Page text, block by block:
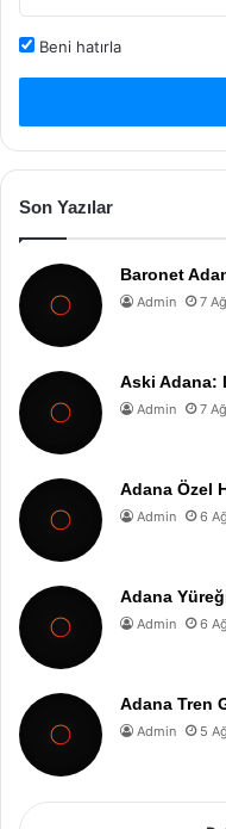
Beni hatırla
Son Yazılar
Baronet
Admin 7
Aski Adana:
Admin 7
Adana Özel
Admin 6
Adana
Admin 6
Adana Tren
Admin 5